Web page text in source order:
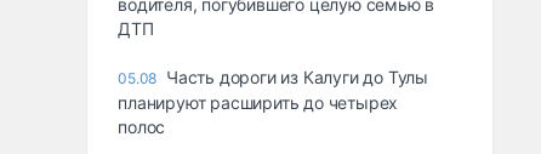
водителя, погубившего целую семью в
ДТП
05.08 Часть дороги из Калуги до Тулы
планируют расширить до четырех
полос